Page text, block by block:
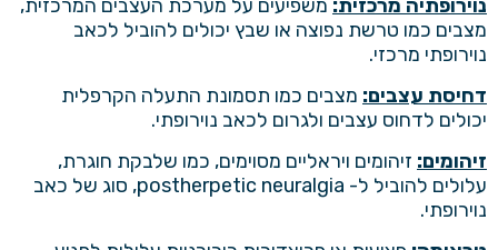
נוירופתיה מרכזית: משפיעים על מערכת העצבים המרכזית,
מצבים כמו טרשת נפוצה או שבץ יכולים להוביל לכאב
נוירופתי מרכזי.
דחיסת עצבים: מצבים כמו תסמונת התעלה הקרפלית
יכולים לדחוס עצבים ולגרום לכאב נוירופתי.
זיהומים: זיהומים ויראליים מסוימים, כמו שלבקת חוגרת,
עלולים להוביל ל- postherpetic neuralgia, סוג של כאב
נוירופתי.